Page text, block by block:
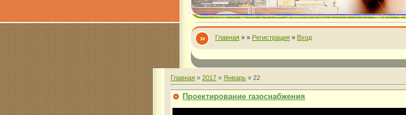
Главная » » Регистрация » Вход
Главная » 2017 » Январь » 22
Проектирование газоснабжения